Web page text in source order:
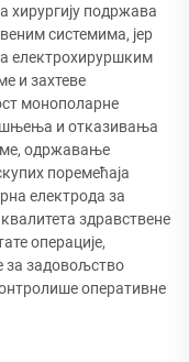
хирургију подржава
системима, јер
електрохируршким
и захтеве
монополарне
и отказивања
одржавање
поремећаја
електрода за
здравствене
операције,
за задовољство
оперативне